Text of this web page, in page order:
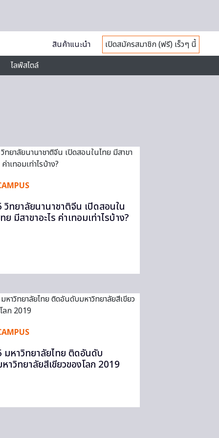
สินค้าแนะนำ
เปิดสมัครสมาชิก (ฟรี) เร็วๆ นี้
ไลฟ์สไตล์
วิทยาลัยนานาชาติจีน เปิดสอนใน
ย มีสาขาอะไร ค่าเทอมเท่าไรบ้าง?
มหาวิทยาลัยไทย ติดอันดับ
หาวิทยาลัยสีเขียวของโลก 2019